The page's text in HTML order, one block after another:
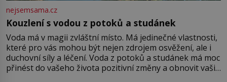
nejsemsama.cz
Kouzlení s vodou z potoků a studánek
Voda má v magii zvláštní místo. Má jedinečné vlastnosti,
které pro vás mohou být nejen zdrojem osvěžení, ale i
duchovní síly a léčení. Voda z potoků a studánek má moc
přinést do vašeho života pozitivní změny a obnovit vaši